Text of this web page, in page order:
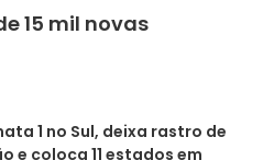
15 mil novas
1 no Sul, deixa rastro de
e coloca 11 estados em